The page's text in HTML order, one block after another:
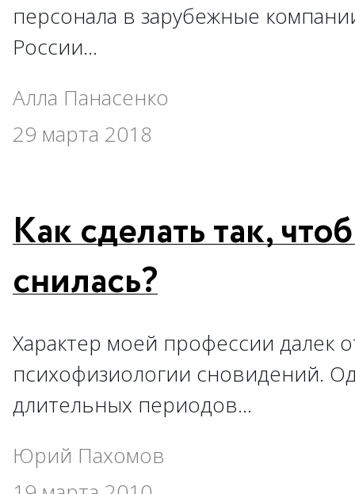
персонала в зарубежные
России…
Алла Панасенко
29 марта 2018
Как сделать так,
снилась?
Характер моей профессии далек
психофизиологии сновидений.
длительных периодов…
Юрий Пахомов